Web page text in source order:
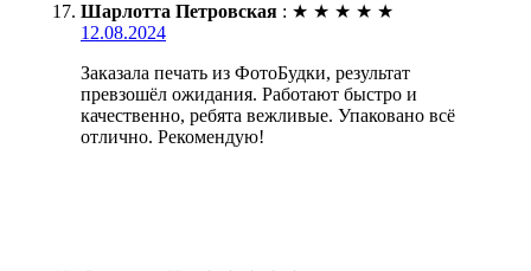
Шарлотта Петровская : ★ ★ ★ ★ ★
12.08.2024
Заказала печать из ФотоБудки, результат
превзошёл ожидания. Работают быстро и
качественно, ребята вежливые. Упаковано всё
отлично. Рекомендую!